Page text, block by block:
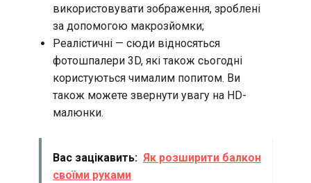
використовувати зображення, зроблені
за допомогою макрозйомки;
Реалістичні — сюди відносяться
фотошпалери 3D, які також сьогодні
користуються чималим попитом. Ви
також можете звернути увагу на HD-
малюнки.
Вас зацікавить: Як розширити балкон
своїми руками